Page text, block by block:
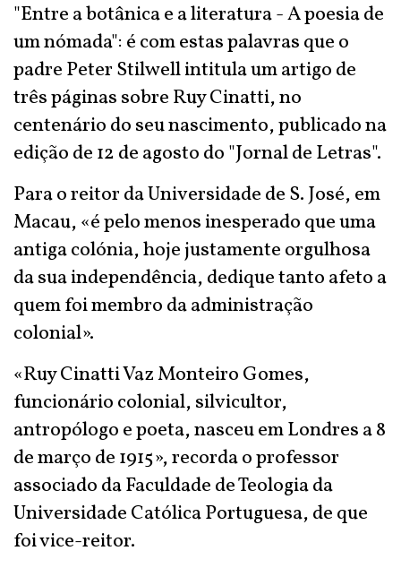
"Entre a botânica e a literatura - A poesia de
um nómada": é com estas palavras que o
padre Peter Stilwell intitula um artigo de
três páginas sobre Ruy Cinatti, no
centenário do seu nascimento, publicado na
edição de 12 de agosto do "Jornal de Letras".
Para o reitor da Universidade de S. José, em
Macau, «é pelo menos inesperado que uma
antiga colónia, hoje justamente orgulhosa
da sua independência, dedique tanto afeto a
quem foi membro da administração
colonial».
«Ruy Cinatti Vaz Monteiro Gomes,
funcionário colonial, silvicultor,
antropólogo e poeta, nasceu em Londres a 8
de março de 1915», recorda o professor
associado da Faculdade de Teologia da
Universidade Católica Portuguesa, de que
foi vice-reitor.